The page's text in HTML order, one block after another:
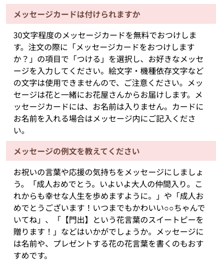
メッセージカードは付けられますか
30文字程度のメッセージカードを無料でおつけしま
す。注文の際に「メッセージカードをおつけします
か？」の項目で「つける」を選択し、お好きなメッセ
ージを入力してください。絵文字・機種依存文字など
の文字は使用できませんので、ご注意ください。メッ
セージは花と一緒にお花屋さんからお届けします。メ
ッセージカードには、お名前は入りません。カードに
お名前を入れる場合はメッセージ内にご記入くださ
い。
メッセージの例文を教えてください
お祝いの言葉や応援の気持ちをメッセージにしましょ
う。「成人おめでとう。いよいよ大人の仲間入り。こ
れからも幸せな人生を歩めますように。」や「成人お
めでとうございます！いつまでもかわいい○○ちゃんで
いてね」、「【門出】という花言葉のスイートピーを
贈ります！」などはいかがでしょうか。メッセージに
は名前や、プレゼントする花の花言葉を書くのもおす
すめです。